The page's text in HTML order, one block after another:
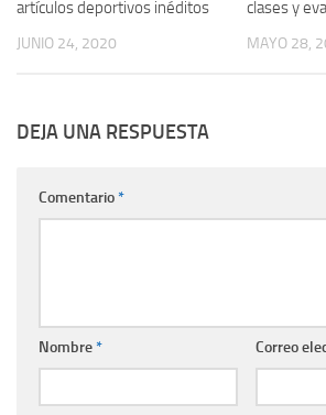
artículos deportivos inéditos
JUNIO 24, 2020
clases y
MAYO 28,
DEJA UNA RESPUESTA
Comentario*
Nombre* Correo